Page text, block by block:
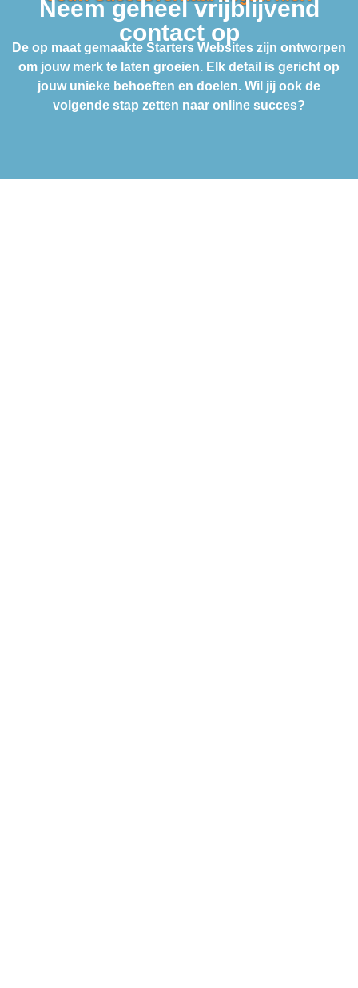
Neem geheel vrijblijvend
contact op
De op maat gemaakte Starters Websites zijn ontworpen
om jouw merk te laten groeien. Elk detail is gericht op
jouw unieke behoeften en doelen. Wil jij ook de
volgende stap zetten naar online succes?